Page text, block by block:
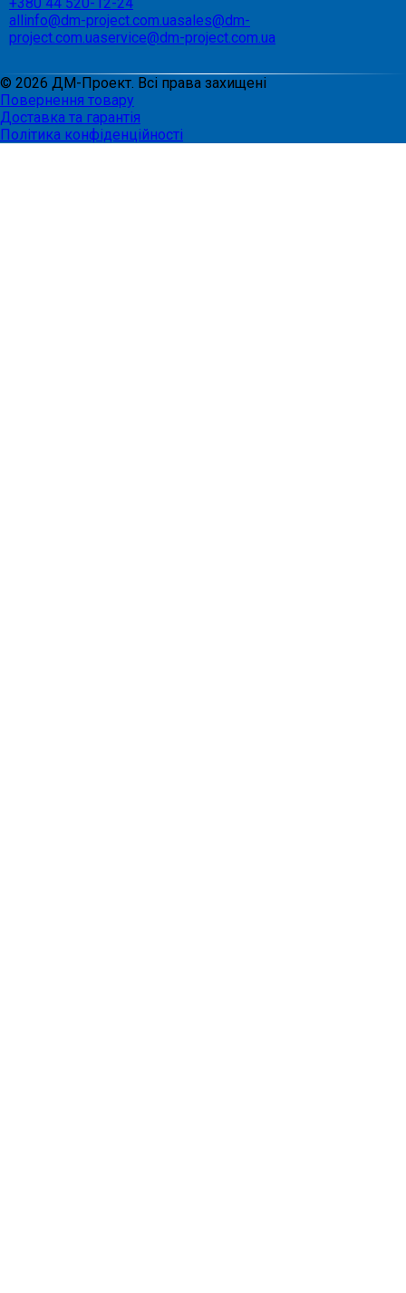
allinfo@dm-project.com.uasales@dm-
project.com.uaservice@dm-project.com.ua
© 2026 ДМ-Проект. Всі права захищені
Повернення товару
Доставка та гарантія
Політика конфіденційності